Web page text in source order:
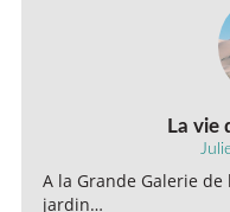
La vie
A la Grande Galerie
jardin…